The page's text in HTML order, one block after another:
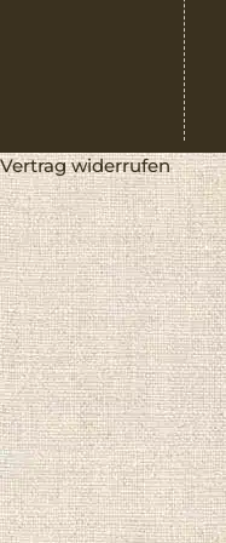
Vertrag widerrufen